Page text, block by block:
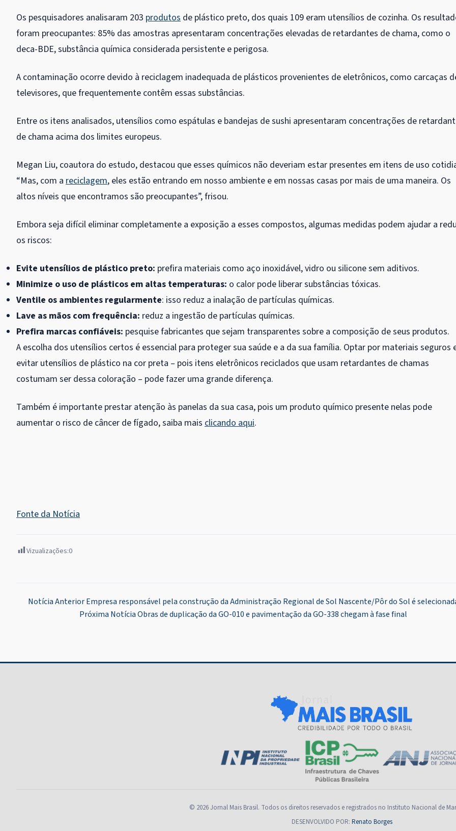
Os pesquisadores analisaram 203 produtos de plástico preto, dos quais 109 eram utensílios de cozinha. Os
foram preocupantes: 85% das amostras apresentaram concentrações elevadas de retardantes de chama, como o
deca-BDE, substância química considerada persistente e perigosa.
A contaminação ocorre devido à reciclagem inadequada de plásticos provenientes de eletrônicos, como carcaças
televisores, que frequentemente contêm essas substâncias.
Entre os itens analisados, utensílios como espátulas e bandejas de sushi apresentaram concentrações de
de chama acima dos limites europeus.
Megan Liu, coautora do estudo, destacou que esses químicos não deveriam estar presentes em itens de uso
“Mas, com a reciclagem, eles estão entrando em nosso ambiente e em nossas casas por mais de uma maneira. Os
altos níveis que encontramos são preocupantes”, frisou.
Embora seja difícil eliminar completamente a exposição a esses compostos, algumas medidas podem ajudar a
os riscos:
Evite utensílios de plástico preto: prefira materiais como aço inoxidável, vidro ou silicone sem aditivos.
Minimize o uso de plásticos em altas temperaturas: o calor pode liberar substâncias tóxicas.
Ventile os ambientes regularmente: isso reduz a inalação de partículas químicas.
Lave as mãos com frequência: reduz a ingestão de partículas químicas.
Prefira marcas confiáveis: pesquise fabricantes que sejam transparentes sobre a composição de seus produtos.
A escolha dos utensílios certos é essencial para proteger sua saúde e a da sua família. Optar por materiais seguros
evitar utensílios de plástico na cor preta – pois itens eletrônicos reciclados que usam retardantes de chamas
costumam ser dessa coloração – pode fazer uma grande diferença.
Também é importante prestar atenção às panelas da sua casa, pois um produto químico presente nelas pode
aumentar o risco de câncer de fígado, saiba mais clicando aqui.
Fonte da Notícia
Vizualizações:0
Navegação
Notícia AnteriorEmpresa responsável pela construção da Administração Regional de Sol Nascente/Pôr do Sol é
Próxima NotíciaObras de duplicação da GO-010 e pavimentação da GO-338 chegam à fase final
© 2026 Jornal Mais Brasil. Todos os direitos reservados e registrados no Instituto Nacional de
DESENVOLVIDO POR: Renato Borges